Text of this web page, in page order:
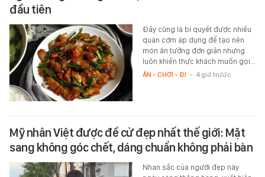
đầu tiên
Đây cũng là bí quyết được nhiều
quán cơm áp dụng để tạo nên
món ăn tưởng đơn giản nhưng
luôn khiến thực khách muốn gọi…
ĂN - CHƠI - ĐI - 4 giờ trước
Mỹ nhân Việt được đề cử đẹp nhất thế giới: Mặt
sang không góc chết, dáng chuẩn không phải bàn
Nhan sắc của người đẹp này